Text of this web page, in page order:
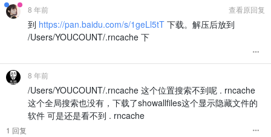
8 年前 查看原回复
到 https://pan.baidu.com/s/1geLl5tT 下载。解压后放到
/Users/YOUCOUNT/.rncache 下
8 年前
/Users/YOUCOUNT/.rncache 这个位置搜索不到呢 . rncache
这个全局搜索也没有，下载了showallfiles这个显示隐藏文件的
软件 可是还是看不到 . rncache
1 回复